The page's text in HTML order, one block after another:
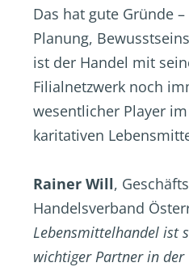
Das hat gute Gründe
Planung,
ist der Handel mit
Filialnetzwerk noch
wesentlicher Player
karitativen
Rainer Will,
Handelsverband
Lebensmittelhandel ist
wichtiger Partner in der